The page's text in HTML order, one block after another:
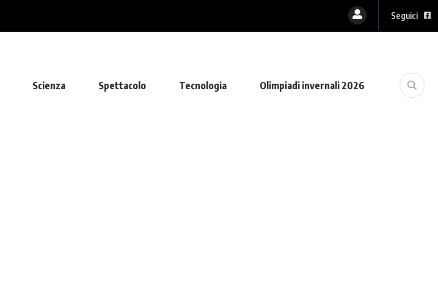
Seguici
Scienza Spettacolo Tecnologia Olimpiadi invernali 2026